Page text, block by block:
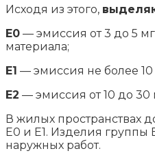
Исходя из этого,
Е0 — эмиссия от 3 до 5
материала;
Е1 — эмиссия не более 10
Е2 — эмиссия от 10 до 30
В жилых пространствах
E0 и E1. Изделия
наружных работ.